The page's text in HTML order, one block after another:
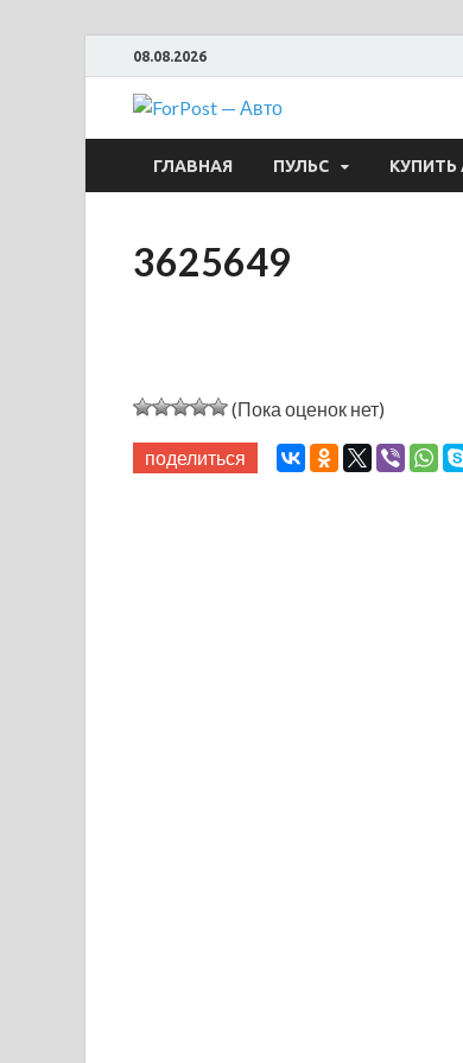
08.08.2026
ГЛАВНАЯ ПУЛЬС КУПИТЬ
3625649
(Пока оценок нет)
поделиться